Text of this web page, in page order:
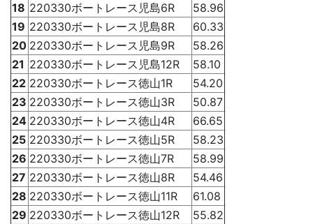
18 220330ボートレース児島6R
58.96
19 220330ボートレース児島8R
60.33
20 220330ボートレース児島9R
58.26
21 220330ボートレース児島12R
58.10
22 220330ボートレース徳山1R
54.20
23 220330ボートレース徳山3R
50.87
24 220330ボートレース徳山4R
66.65
25 220330ボートレース徳山5R
58.23
26 220330ボートレース徳山7R
58.99
27 220330ボートレース徳山8R
54.46
28 220330ボートレース徳山11R
61.08
29 220330ボートレース徳山12R
55.82